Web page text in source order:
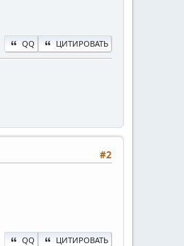
QQ ЦИТИРОВАТЬ
#2
QQ ЦИТИРОВАТЬ